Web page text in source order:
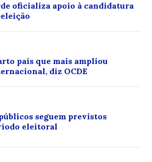
oficializa apoio à candidatura
país que mais ampliou
diz OCDE
seguem previstos
eleitoral